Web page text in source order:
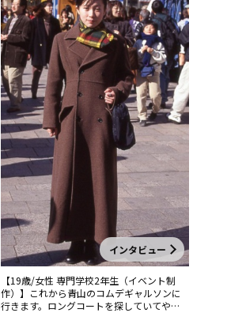
インタビュー
【19歳/女性 専門学校2年生（イベント制
作）】これから青山のコムデギャルソンに
行きます。ロングコートを探していてやっ